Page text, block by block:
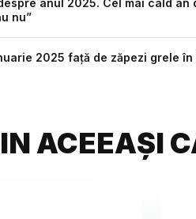
nu”
2025 față de zăpezi grele
ACEEAȘI